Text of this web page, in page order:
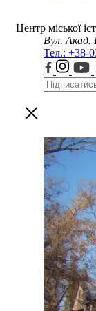
Центр міської
Вул. Акад.
Тел.: +38-